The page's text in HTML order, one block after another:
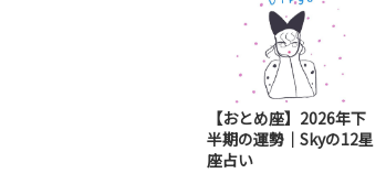
【おとめ座】2026年下
半期の運勢｜Skyの12星
座占い